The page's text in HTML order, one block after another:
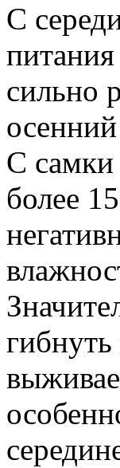
С
сильно
С самки
более